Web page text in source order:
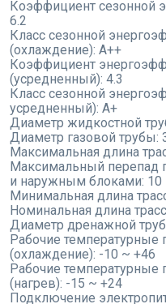
Коэффициент сезонной
6.2
Класс сезонной
(охлаждение): A++
Коэффициент
(усредненный): 4.3
Класс сезонной
усредненный): A+
Диаметр жидкостной
Диаметр газовой трубы:
Максимальная длина
Максимальный перепад
и наружным блоками: 10
Минимальная длина
Номинальная длина
Диаметр дренажной
Рабочие температурные
(охлаждение): -10 ~ +46
Рабочие температурные
(нагрев): -15 ~ +24
Подключение